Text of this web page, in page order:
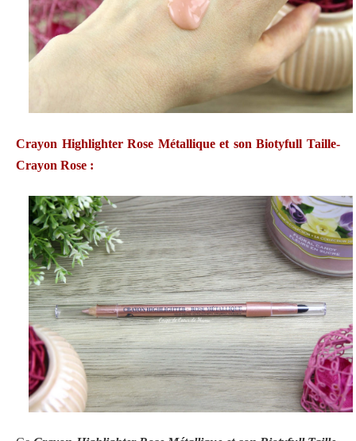
Crayon Highlighter Rose Métallique et son Biotyfull Taille-
Crayon Rose :